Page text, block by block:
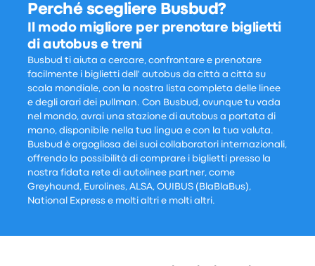
Perché scegliere Busbud?
Il modo migliore per prenotare biglietti
di autobus e treni
Busbud ti aiuta a cercare, confrontare e prenotare
facilmente i biglietti dell' autobus da città a città su
scala mondiale, con la nostra lista completa delle linee
e degli orari dei pullman. Con Busbud, ovunque tu vada
nel mondo, avrai una stazione di autobus a portata di
mano, disponibile nella tua lingua e con la tua valuta.
Busbud è orgogliosa dei suoi collaboratori internazionali,
offrendo la possibilità di comprare i biglietti presso la
nostra fidata rete di autolinee partner, come
Greyhound, Eurolines, ALSA, OUIBUS (BlaBlaBus),
National Express e molti altri e molti altri.